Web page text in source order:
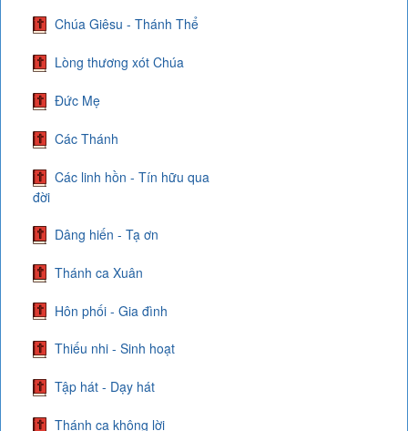
Chúa Giêsu - Thánh Thể
Lòng thương xót Chúa
Đức Mẹ
Các Thánh
Các linh hồn - Tín hữu qua
đời
Dâng hiến - Tạ ơn
Thánh ca Xuân
Hôn phối - Gia đình
Thiếu nhi - Sinh hoạt
Tập hát - Dạy hát
Thánh ca không lời